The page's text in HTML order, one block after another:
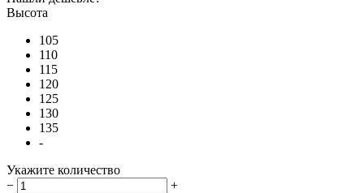
Высота
105
110
115
120
125
130
135
-
Укажите количество
−
+